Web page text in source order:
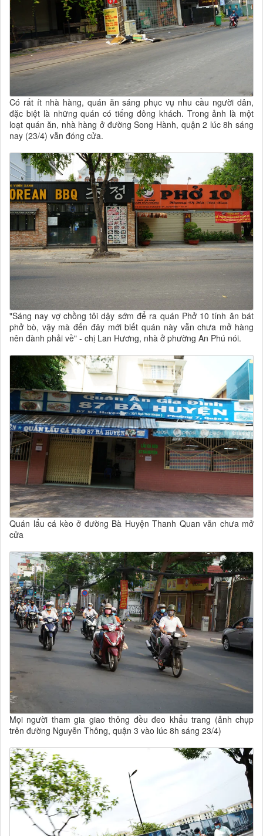
Có rất ít nhà hàng, quán ăn sáng phục vụ nhu cầu người dân,
đặc biệt là những quán có tiếng đông khách. Trong ảnh là một
loạt quán ăn, nhà hàng ở đường Song Hành, quận 2 lúc 8h sáng
nay (23/4) vẫn đóng cửa.
"Sáng nay vợ chồng tôi dậy sớm để ra quán Phở 10 tính ăn bát
phở bò, vậy mà đến đây mới biết quán này vẫn chưa mở hàng
nên đành phải về" - chị Lan Hương, nhà ở phường An Phú nói.
Quán lẩu cá kèo ở đường Bà Huyện Thanh Quan vẫn chưa mở
cửa
Mọi người tham gia giao thông đều đeo khẩu trang (ảnh chụp
trên đường Nguyễn Thông, quận 3 vào lúc 8h sáng 23/4)